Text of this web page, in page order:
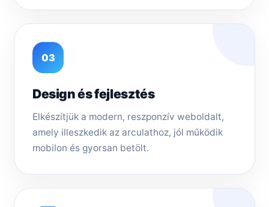
03
Design és fejlesztés
Elkészítjük a modern, reszponzív weboldalt,
amely illeszkedik az arculathoz, jól működik
mobilon és gyorsan betölt.